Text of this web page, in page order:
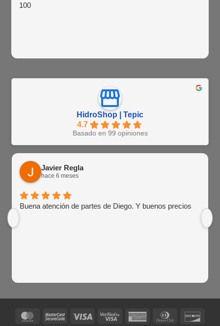
100
HidroShop | Tepic
4.7
Basado en 99 opiniones
Javier Regla
hace 6 meses
Buena atención de partes de Diego. Y buenos precios
MasterCardMasterCardVisa
Visa
American
Dinners